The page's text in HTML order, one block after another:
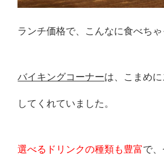
ランチ価格で、こんなに食べちゃ
バイキングコーナーは、こまめ
してくれてい ました。
選べるドリンクの種類も豊富で